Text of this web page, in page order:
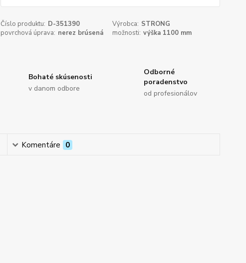
Číslo produktu: D-351390 Výrobca: STRONG
povrchová úprava: nerez brúsená možnosti: výška 1100 mm
Bohaté skúsenosti
v danom odbore
Odborné
poradenstvo
od profesionálov
Komentáre 0